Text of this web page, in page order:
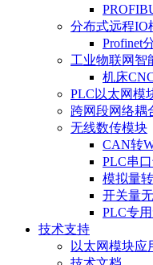
分布式远程IO
Profinet
工业物联网智
机床
PLC以太网模
跨网段网络耦
无线数传模块
CAN转
PLC串
模拟量
开关量
PLC专
技术支持
以太网模块应